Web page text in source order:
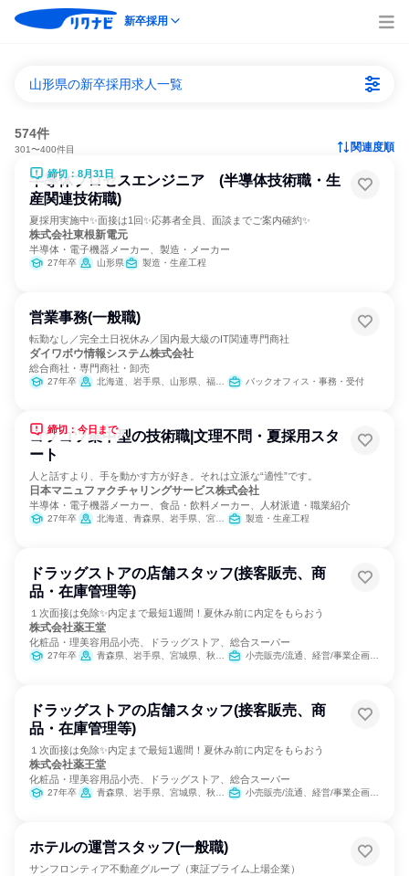
新卒採用
山形県の新卒採用求人一覧
574件
301〜400件目 関連度順
締切：8月31日
半導体プロセスエンジニア (半導体技術職・生
産関連技術職)
夏採用実施中✨面接は1回✨応募者全員、面談までご案内確約✨
株式会社東根新電元
半導体・電子機器メーカー、製造・メーカー
27年卒 山形県 製造・生産工程
営業事務(一般職)
転勤なし／完全土日祝休み／国内最大級のIT関連専門商社
ダイワボウ情報システム株式会社
総合商社・専門商社・卸売
27年卒 北海道、岩手県、山形県、福島県、群馬県、千葉県、東京都、福井県、岐阜県、静岡県、愛知県、広島県、山口県、高知県、熊本県、宮崎県、鹿児島県、沖縄県 バックオフィス・事務・受付
締切：今日まで
コツコツ集中型の技術職|文理不問・夏採用スタ
ート
人と話すより、手を動かす方が好き。それは立派な“適性”です。
日本マニュファクチャリングサービス株式会社
半導体・電子機器メーカー、食品・飲料メーカー、人材派遣・職業紹介
27年卒 北海道、青森県、岩手県、宮城県、秋田県、山形県、福島県、茨城県、栃木県、群馬県、埼玉県、千葉県、東京都、神奈川県、新潟県、富山県、石川県、福井県、山梨県、長野県、岐阜県、静岡県、愛知県、三重県、滋賀県、京都府、大阪府、兵庫県、奈良県、和歌山県、鳥取県、島根県、岡山県、広島県、山口県、徳島県、香川県、愛媛県、高知県、福岡県、佐賀県、長崎県、熊本県、大分県、宮崎県、鹿児島県、沖縄県 製造・生産工程
ドラッグストアの店舗スタッフ(接客販売、商
品・在庫管理等)
１次面接は免除✨内定まで最短1週間！夏休み前に内定をもらおう
株式会社薬王堂
化粧品・理美容用品小売、ドラッグストア、総合スーパー
27年卒 青森県、岩手県、宮城県、秋田県、山形県、福島県、茨城県、栃木県 小売販売/流通、経営/事業企画、医薬品専門職
ドラッグストアの店舗スタッフ(接客販売、商
品・在庫管理等)
１次面接は免除✨内定まで最短1週間！夏休み前に内定をもらおう
株式会社薬王堂
化粧品・理美容用品小売、ドラッグストア、総合スーパー
27年卒 青森県、岩手県、宮城県、秋田県、山形県、福島県、茨城県、栃木県 小売販売/流通、経営/事業企画、医薬品専門職
ホテルの運営スタッフ(一般職)
サンフロンティア不動産グループ（東証プライム上場企業）